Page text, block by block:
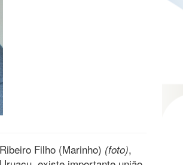
Filho (Marinho) (foto),